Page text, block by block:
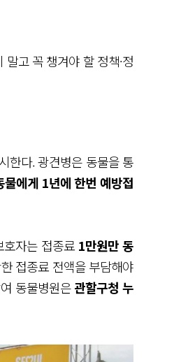
고 꼭 챙겨야 할 정책·정
한다. 광견병은 동물을 통
에게 1년에 한번 예방접
자는 접종료 1만원만 동
접종료 전액을 부담해야
동물병원은관할구청 누